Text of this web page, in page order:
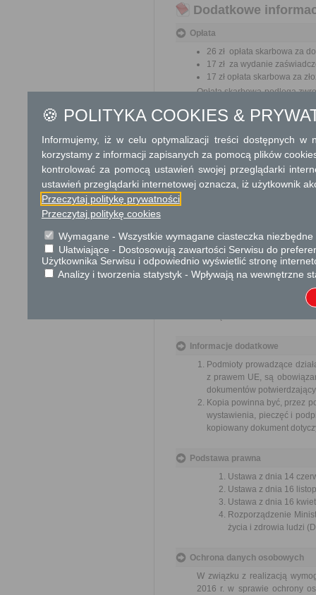
Dodatkowe
Opłata
26 zł opłata skarbowa za
17 zł za wydanie
17 zł opłata skarbowa za
Opłata skarbowa podlega
Tryb odwoławczy
Odwołanie wnosi się do
o odmowie rejestracji za
w Urzędzie lub data jego
Przedmiotem skargi może
ich pracowników, naruszenie
spraw.
Przedmiotem wniosku
usprawnienie pracy i
Organ właściwy dla
Informacje dodatkowe
Podmioty prowadzące
z prawem UE, są
dokumentów
Kopia powinna być, przez
wystawienia, pieczęć i
kopiowany dokument
Podstawa prawna
Ustawa z dnia 14
Ustawa z dnia 16
Ustawa z dnia 16
Rozporządzenie
życia i zdrowia ludzi
Ochrona danych osobowych
W związku z realizacją
2016 r. w sprawie ochrony
🍪 POLITYKA COOKIES &
Informujemy, iż w celu optymalizacji treści dostępnych w
korzystamy z informacji zapisanych za pomocą plików
kontrolować za pomocą ustawień swojej przeglądarki
ustawień przeglądarki internetowej oznacza, iż użytkownik
Przeczytaj politykę prywatności
Przeczytaj politykę cookies
Wymagane - Wszystkie wymagane ciasteczka
Ułatwiające - Dostosowują zawartości Serwisu do
Użytkownika Serwisu i odpowiednio wyświetlić stronę
Analizy i tworzenia statystyk - Wpływają na wewnętrzne